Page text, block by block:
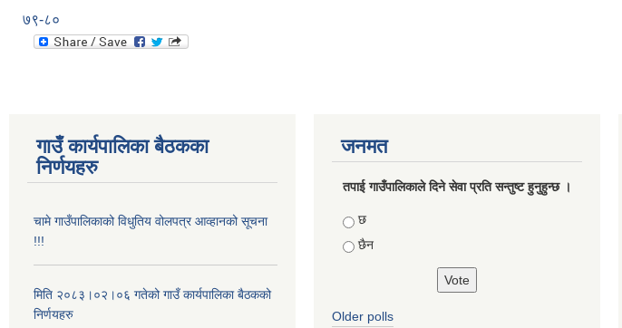
७९-८०
गाउँ कार्यपालिका बैठकका
निर्णयहरु
चामे गाउँपालिकाको विधुतिय वोलपत्र आव्हानको सूचना
!!!
मिति २०८३।०२।०६ गतेको गाउँ कार्यपालिका बैठकको
निर्णयहरु
जनमत
तपाई गाउँपालिकाले दिने सेवा प्रति सन्तुष्ट हुनुहुन्छ ।
Choices
छ
छैन
Older polls